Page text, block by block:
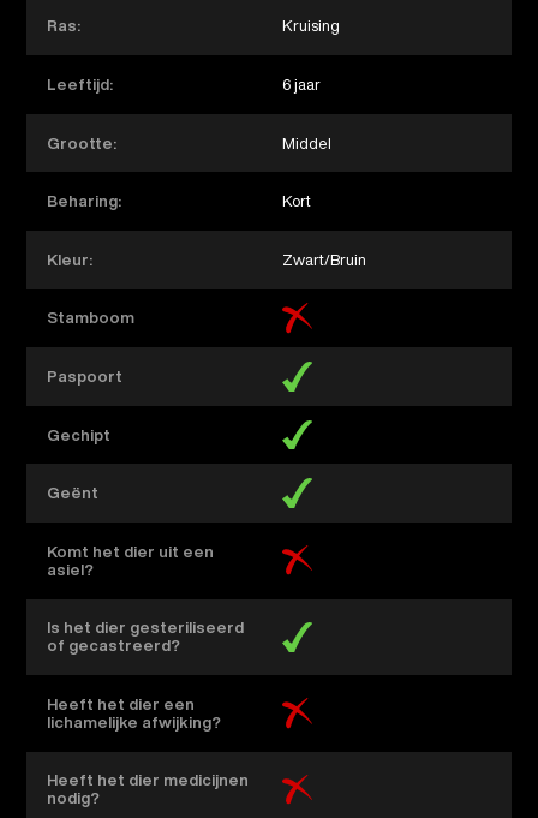
Ras: Kruising
Leeftijd: 6 jaar
Grootte: Middel
Beharing: Kort
Kleur: Zwart/Bruin
Stamboom
Paspoort
Gechipt
Geënt
Komt het dier uit een
asiel?
Is het dier gesteriliseerd
of gecastreerd?
Heeft het dier een
lichamelijke afwijking?
Heeft het dier medicijnen
nodig?